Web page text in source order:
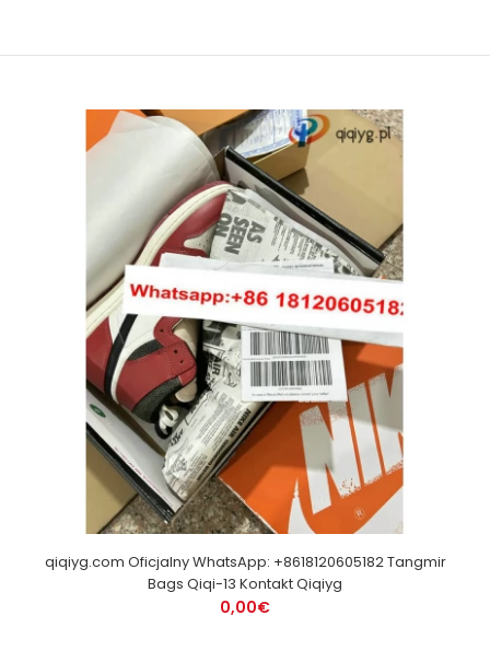
qiqiyg.com Oficjalny WhatsApp: +8618120605182 Tangmir
Bags Qiqi-13 Kontakt Qiqiyg
0,00€